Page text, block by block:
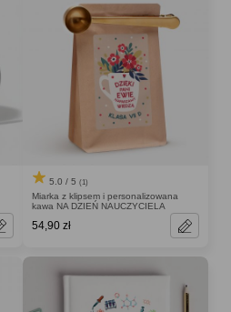
5.0 / 5 (1)
Miarka z klipsem i personalizowana
kawa NA DZIEŃ NAUCZYCIELA
54,90 zł